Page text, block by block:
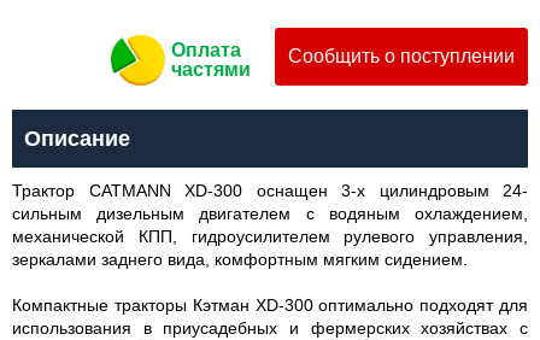
Оплата
частями
Сообщить о поступлении
Описание
Трактор CATMANN XD-300 оснащен 3-х цилиндровым 24-
сильным дизельным двигателем с водяным охлаждением,
механической КПП, гидроусилителем рулевого управления,
зеркалами заднего вида, комфортным мягким сидением.
Компактные тракторы Кэтман XD-300 оптимально подходят для
использования в приусадебных и фермерских хозяйствах с